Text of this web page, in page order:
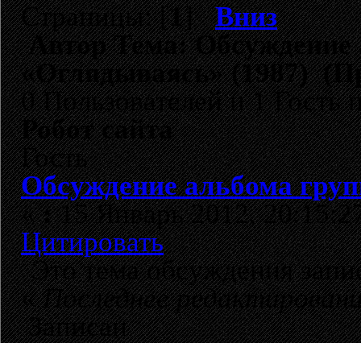
Страницы: [1]Вниз
АвторТема:
«Оглядываясь» (1987)
0 Пользователей и 1 Гость
Робот сайта
Гость
Обсуждение альбома
«:15 Январь 2012,
Цитировать
Это тема обсуждения
«Последнее
Записан